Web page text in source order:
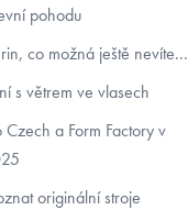
pohodu
co možná ještě nevíte...
s větrem ve vlasech
Czech a Form Factory v
originální stroje